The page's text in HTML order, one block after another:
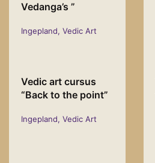
Vedanga’s ”
Ingepland, Vedic Art
Vedic art cursus
“Back to the point”
Ingepland, Vedic Art